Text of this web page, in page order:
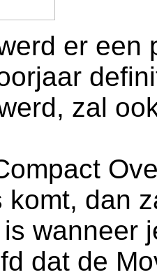
er een
zal
komt, dan
wanneer
dat de